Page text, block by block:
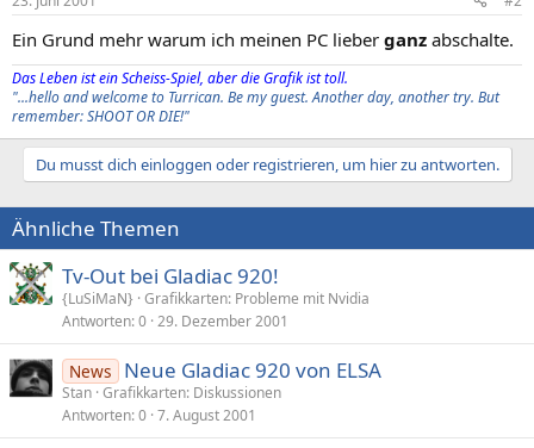
Ein Grund mehr warum ich meinen PC lieber ganz abschalte.
Das Leben ist ein Scheiss-Spiel, aber die Grafik ist toll.
"...hello and welcome to Turrican. Be my guest. Another day, another try. But
remember: SHOOT OR DIE!"
Du musst dich einloggen oder registrieren, um hier zu antworten.
Ähnliche Themen
Tv-Out bei Gladiac 920!
{LuSiMaN} Grafikkarten: Probleme mit Nvidia
Antworten 0 29. Dezember 2001
News Neue Gladiac 920 von ELSA
Stan Grafikkarten: Diskussionen
Antworten 0 7. August 2001